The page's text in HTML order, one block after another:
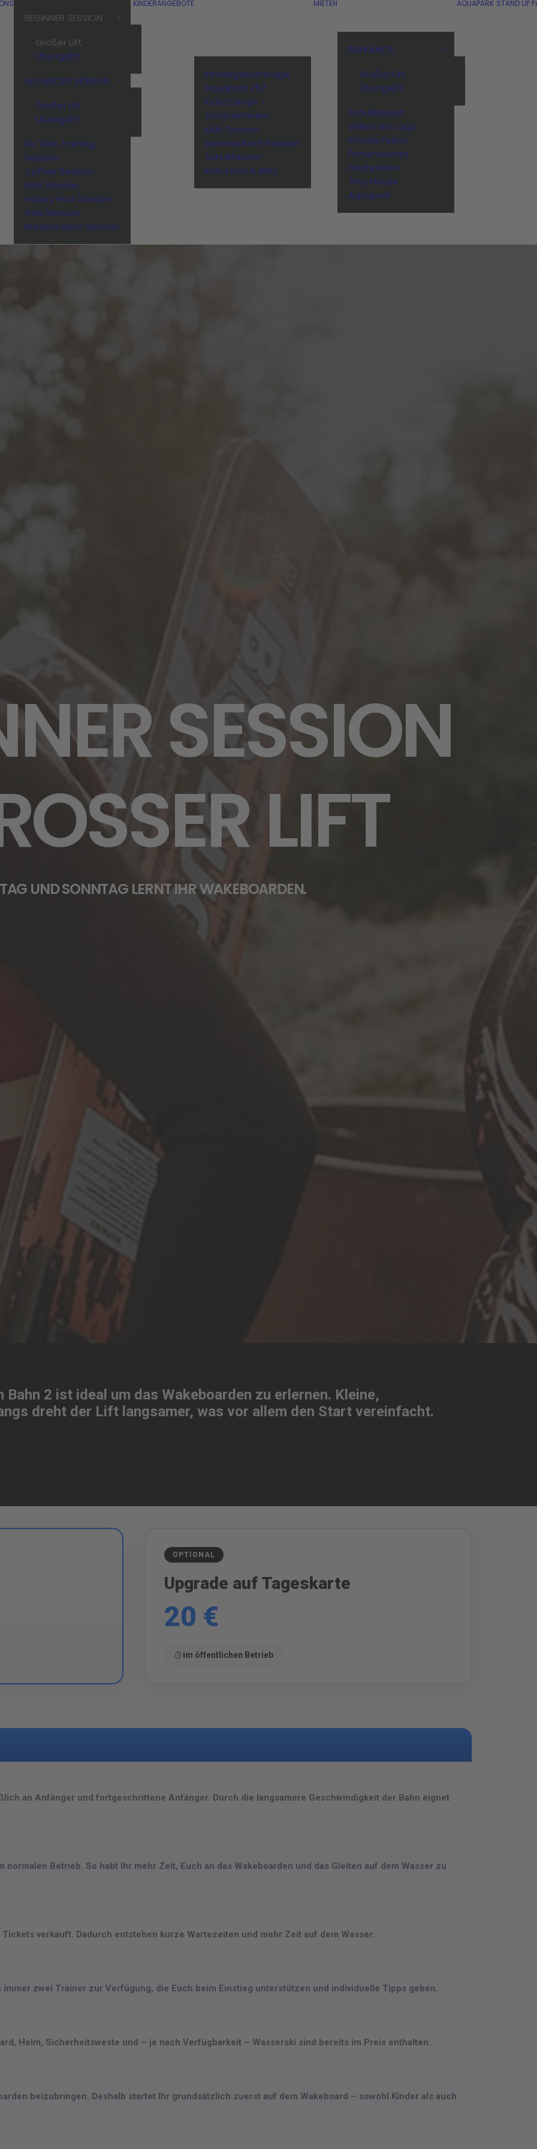
BEGINNER SESSION
Großer Lift
Übungslift
ADVANCED SESSION
Großer Lift
Übungslift
Air Trick Training
Session
Coffee Session
Kids Session
Happy Hour Session
Girls Session
Banana Boot Session
KINDERANGEBOTE
Kindergeburtstage
Aquapark 257
Kids Camps –
Sommerferien
Kids Session
Banana Boot Session
Schulklassen
Kids Food & BBQ
MIETEN
BAHNMIETE
Großer Lift
Übungslift
Schulklassen
Grillen am Lago
Private Feiern
Firmenevents
Hochzeiten
Tiny-House
Aquapark
AQUAPARK STAND UP
SESSION
LIFT
UND SONNTAG LERNT IHR WAKEBOARDEN.
Bahn 2 ist ideal um das Wakeboarden zu erlernen. Kleine,
dreht der Lift langsamer, was vor allem den Start vereinfacht.
OPTIONAL
Upgrade auf Tageskarte
20 €
im öffentlichen Betrieb
an Anfänger und fortgeschrittene Anfänger. Durch die langsamere Geschwindigkeit der Bahn eignet
Betrieb. So habt Ihr mehr Zeit, Euch an das Wakeboarden und das Gleiten auf dem Wasser zu
verkauft. Dadurch entstehen kurze Wartezeiten und mehr Zeit auf dem Wasser.
immer zwei Trainer zur Verfügung, die Euch beim Einstieg unterstützen und individuelle Tipps geben.
Helm, Sicherheitsweste und – je nach Verfügbarkeit – Wasserski sind bereits im Preis enthalten.
beizubringen. Deshalb startet Ihr grundsätzlich zuerst auf dem Wakeboard – sowohl Kinder als auch